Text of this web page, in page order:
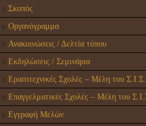
Σκοπός
Οργανόγραμμα
Ανακοινώσεις / Δελτία τύπου
Εκδηλώσεις / Σεμινάρια
Ερασιτεχνικές Σχολές – Μέλη του
Επαγγελματικές Σχολές – Μέλη του
Εγγραφή Μελών